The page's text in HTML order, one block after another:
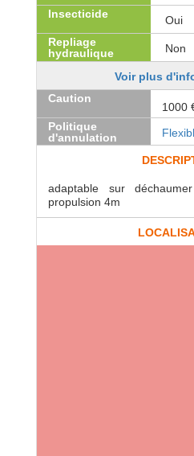
Insecticide
Oui
Repliage
hydraulique
Non
Voir plus
Caution
1000
Politique
d'annulation
adaptable sur
propulsion 4m